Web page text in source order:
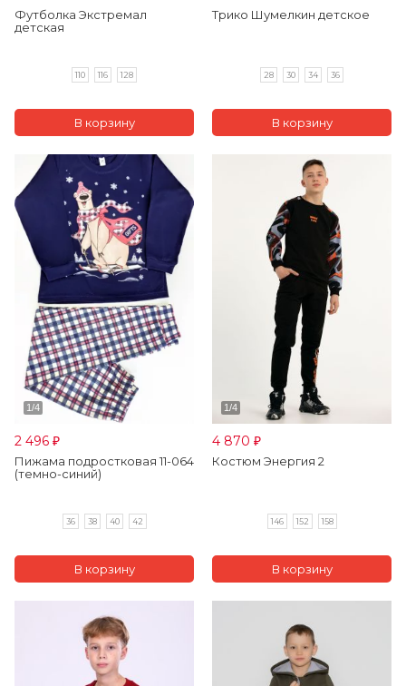
Футболка Экстремал
детская
110 116 128
Трико Шумелкин детское
28 30 34 36
2 496 ₽
Пижама подростковая 11-064
(темно-синий)
36 38 40 42
4 870 ₽
Костюм Энергия 2
146 152 158